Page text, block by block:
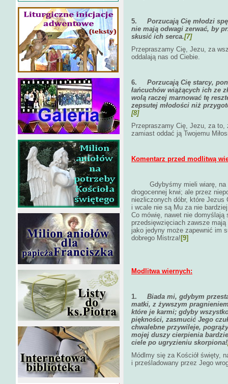
5. Porzucają Cię młodzi
nie mają odwagi zerwać, by
skusić ich serca.[7]
Przepraszamy Cię, Jezu, za
oddalają nas od Ciebie.
6. Porzucają Cię starcy,
łańcuchów wiążących ich ze
wolą raczej marnować tę
zepsutej młodości niż
[8]
Przepraszamy Cię, Jezu, za to,
zamiast oddać ją Twojemu
Komentarz przed modlitwą
Gdybyśmy mieli wiarę,
drogocennej krwi; ale przez
niezliczonych dóbr, które
i wcale nie są Mu za nie
Co mówię, nawet nie
przedsięwzięciach zawsze
jako jedyny może zapewnić im
dobrego Mistrza! [9]
Modlitwa wiernych:
1. Biada mi, gdybym
matki, z żywszym
które je karmi; gdyby
piękności, zasmucić Jego
chwalebne przywileje,
mojej duszy cierpienia
ciele po ugryzieniu skorpiona!
Módlmy się za Kościół święty,
i prześladowany przez Jego